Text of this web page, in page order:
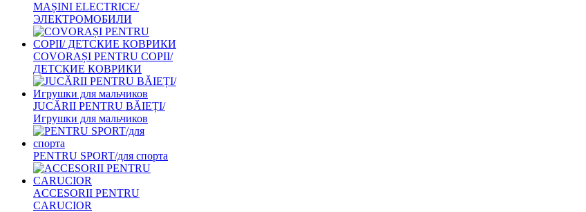
MAȘINI ELECTRICE/
ЭЛЕКТРОМОБИЛИ
COVORAȘI PENTRU COPII/
ДЕТСКИЕ КОВРИКИ
JUCĂRII PENTRU BĂIEȚI/
Игрушки для мальчиков
PENTRU SPORT/для спорта
ACCESORII PENTRU
CARUCIOR